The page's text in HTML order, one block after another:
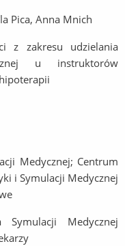
Pica, Anna Mnich
z zakresu udzielania
u instruktorów
Medycznej; Centrum
i Symulacji Medycznej
Symulacji Medycznej